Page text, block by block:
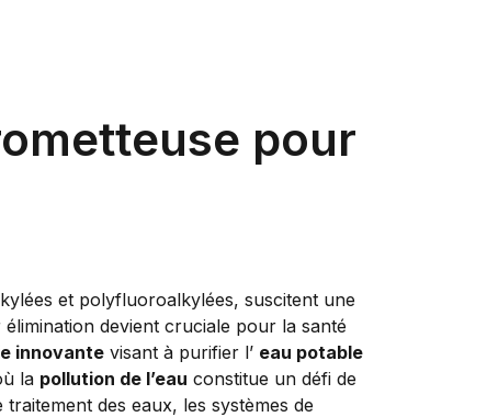
pour
et polyfluoroalkylées, suscitent une
devient cruciale pour la santé
innovante visant à purifier l’ eau potable
la pollution de l’eau constitue un défi de
des eaux, les systèmes de